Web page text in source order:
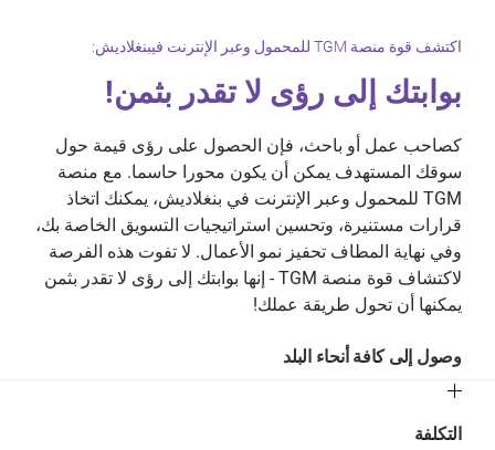
اكتشف قوة منصة TGM للمحمول وعبر الإنترنت فيبنغلاديش:
بوابتك إلى رؤى لا تقدر بثمن!
كصاحب عمل أو باحث، فإن الحصول على رؤى قيمة حول
سوقك المستهدف يمكن أن يكون محورا حاسما. مع منصة
TGM للمحمول وعبر الإنترنت في بنغلاديش، يمكنك اتخاذ
قرارات مستنيرة، وتحسين استراتيجيات التسويق الخاصة بك،
وفي نهاية المطاف تحفيز نمو الأعمال. لا تفوت هذه الفرصة
لاكتشاف قوة منصة TGM - إنها بوابتك إلى رؤى لا تقدر بثمن
يمكنها أن تحول طريقة عملك!
وصول إلى كافة أنحاء البلد
التكلفة